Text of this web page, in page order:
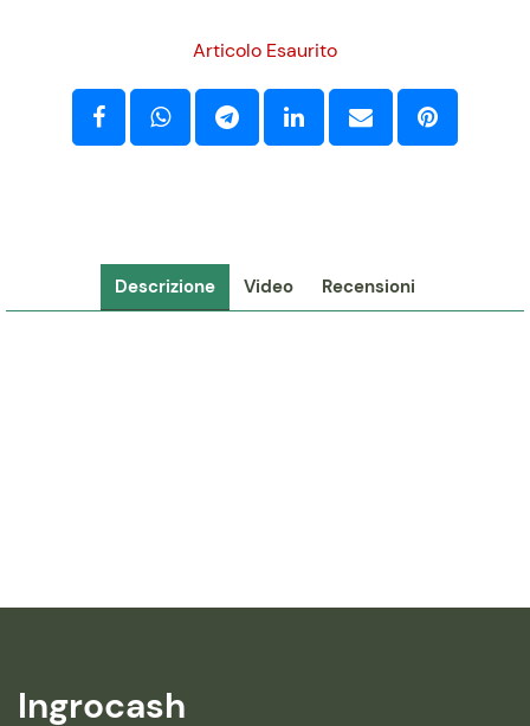
Articolo Esaurito
Descrizione Video Recensioni
Ingrocash